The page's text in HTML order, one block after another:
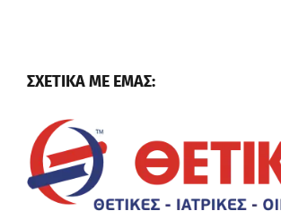
ΣΧΕΤΙΚΑ ΜΕ ΕΜΑΣ: